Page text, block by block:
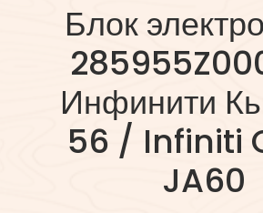
Блок
Инфинити
56 / Infiniti
JA60